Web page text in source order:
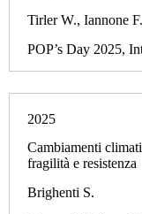
Tirler W., Iannone F.
POP’s Day 2025,
2025
Cambiamenti
fragilità e resistenza
Brighenti S.